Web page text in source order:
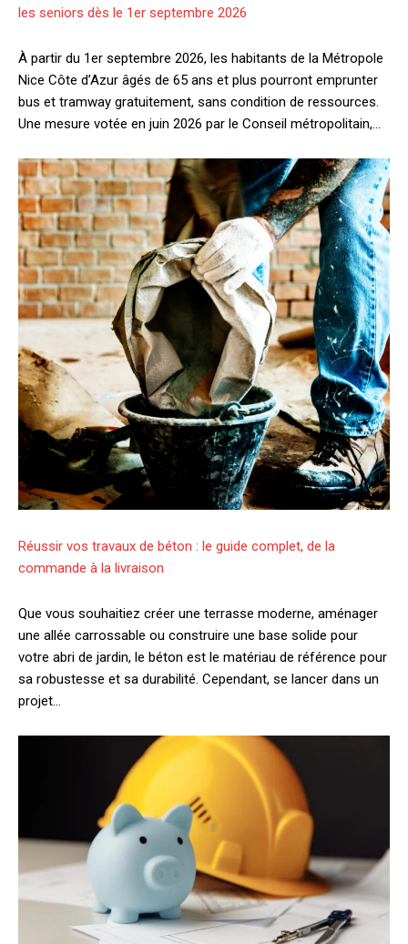
les seniors dès le 1er septembre 2026
À partir du 1er septembre 2026, les habitants de la Métropole
Nice Côte d’Azur âgés de 65 ans et plus pourront emprunter
bus et tramway gratuitement, sans condition de ressources.
Une mesure votée en juin 2026 par le Conseil métropolitain,…
Réussir vos travaux de béton : le guide complet, de la
commande à la livraison
Que vous souhaitiez créer une terrasse moderne, aménager
une allée carrossable ou construire une base solide pour
votre abri de jardin, le béton est le matériau de référence pour
sa robustesse et sa durabilité. Cependant, se lancer dans un
projet…